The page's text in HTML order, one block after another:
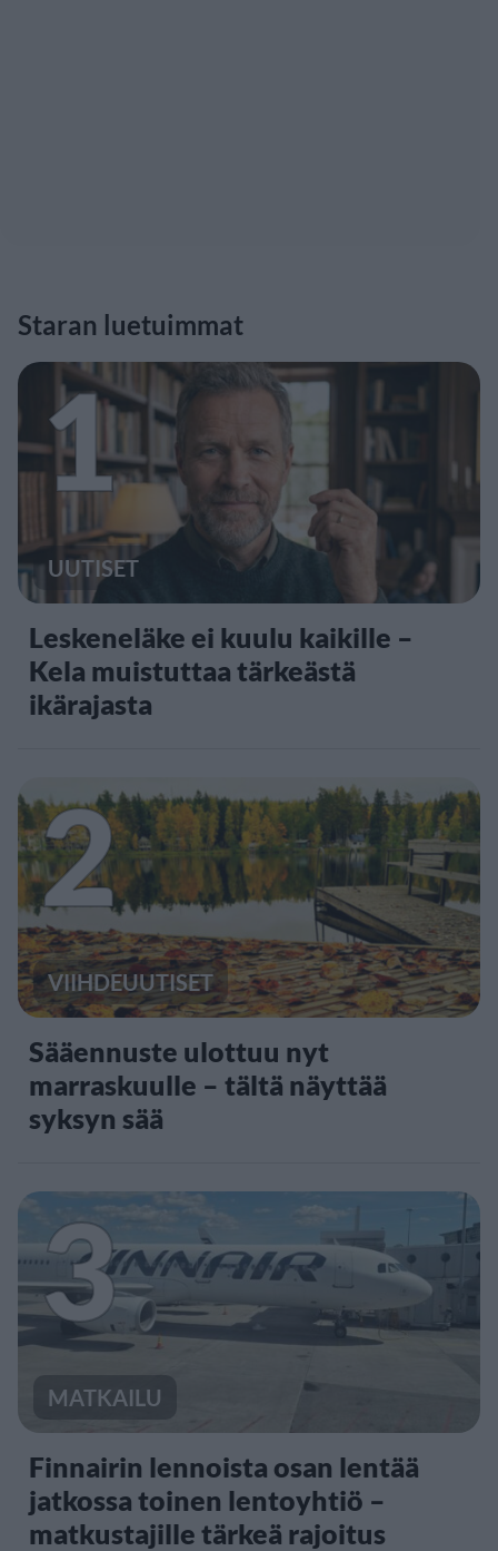
Staran luetuimmat
1
UUTISET
Leskeneläke ei kuulu kaikille –
Kela muistuttaa tärkeästä
ikärajasta
2
VIIHDEUUTISET
Sääennuste ulottuu nyt
marraskuulle – tältä näyttää
syksyn sää
3
MATKAILU
Finnairin lennoista osan lentää
jatkossa toinen lentoyhtiö –
matkustajille tärkeä rajoitus